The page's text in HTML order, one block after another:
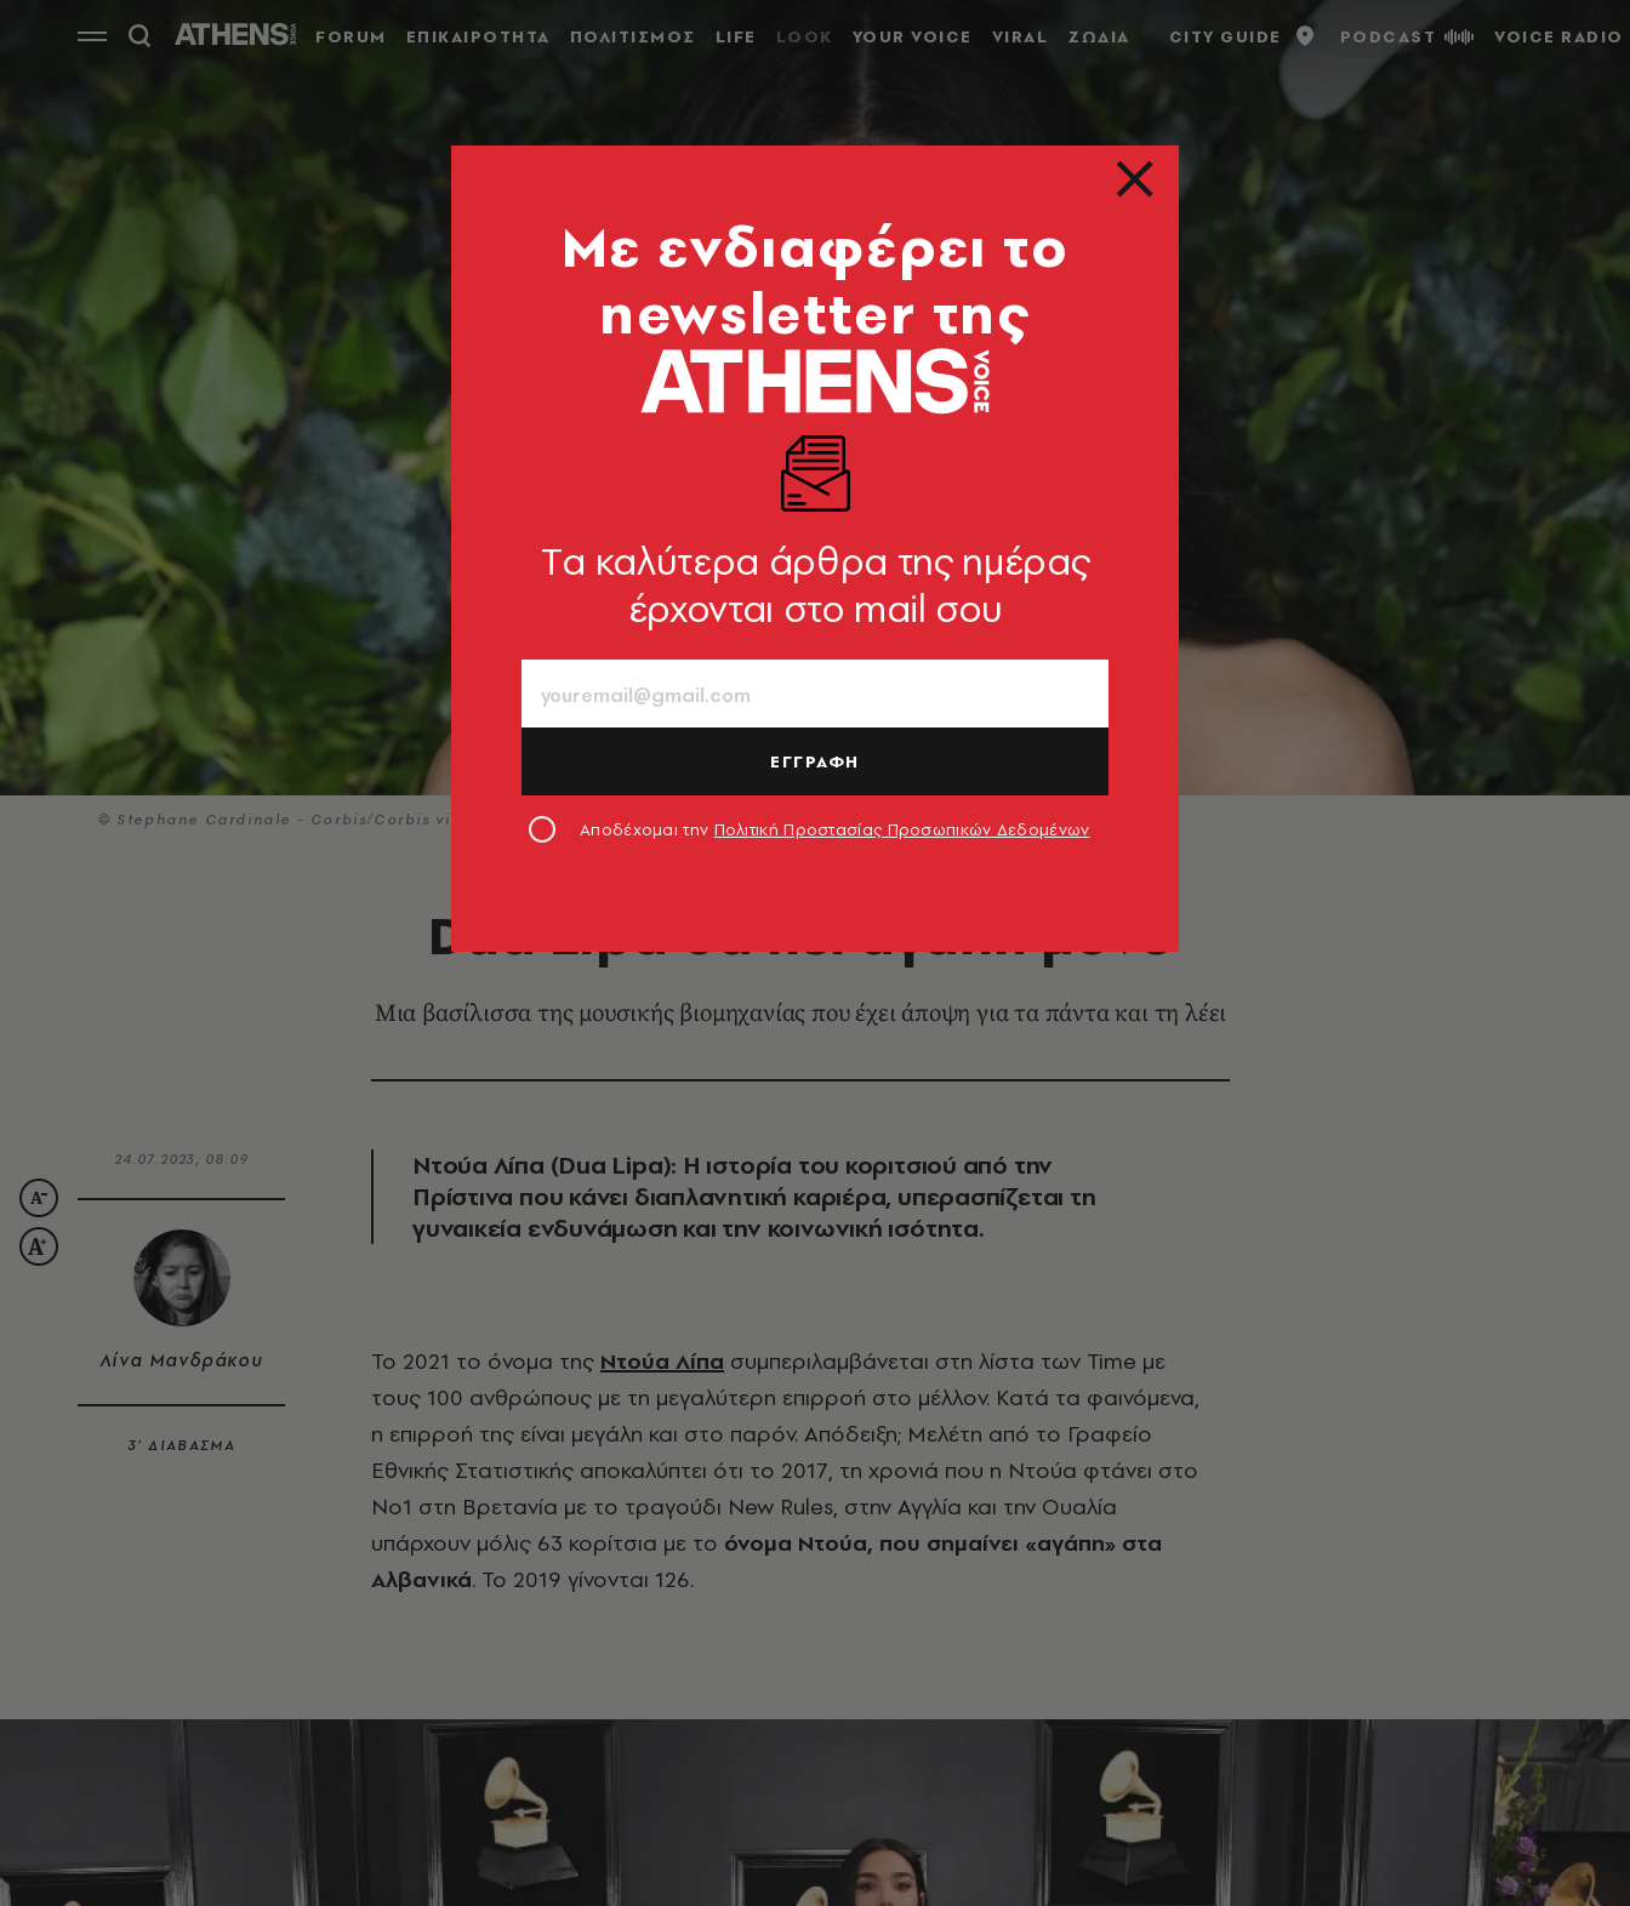
FORUM ΕΠΙΚΑΙΡΟΤΗΤΑ ΠΟΛΙΤΙΣΜΟΣ LIFE LOOK YOUR VOICE VIRAL ΖΩΔΙΑ CITY GUIDE PODCAST VOICE RADIO
© Stephane Cardinale - Corbis/Corbis via Getty Images
Dua Lipa θα πει αγάπη μόνο
Μια βασίλισσα της μουσικής βιομηχανίας που έχει άποψη για τα πάντα και τη λέει
24.07.2023, 08:09
Λίνα Μανδράκου
3’ ΔΙΑΒΑΣΜΑ
Ντούα Λίπα (Dua Lipa): Η ιστορία του κοριτσιού από την
Πρίστινα που κάνει διαπλανητική καριέρα, υπερασπίζεται τη
γυναικεία ενδυνάμωση και την κοινωνική ισότητα.
Το 2021 το όνομα της Ντούα Λίπα συμπεριλαμβάνεται στη λίστα των Time με
τους 100 ανθρώπους με τη μεγαλύτερη επιρροή στο μέλλον. Κατά τα φαινόμενα,
η επιρροή της είναι μεγάλη και στο παρόν. Απόδειξη; Mελέτη από το Γραφείο
Εθνικής Στατιστικής αποκαλύπτει ότι το 2017, τη χρονιά που η Ντούα φτάνει στο
Νο1 στη Βρετανία με το τραγούδι New Rules, στην Αγγλία και την Ουαλία
υπάρχουν μόλις 63 κορίτσια με το όνομα Ντούα, που σημαίνει «αγάπη» στα
Αλβανικά. Το 2019 γίνονται 126.
Mε ενδιαφέρει το
newsletter της
Tα καλύτερα άρθρα της ημέρας
έρχονται στο mail σου
ΕΓΓΡΑΦΗ
Αποδέχομαι την Πολιτική Προστασίας Προσωπικών Δεδομένων